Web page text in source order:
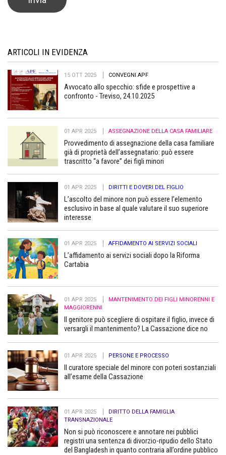
ARTICOLI IN EVIDENZA
15 OTT 2025 CONVEGNI APF
Avvocato allo specchio: sfide e prospettive a
confronto - Treviso, 24.10.2025
01 APR 2025 ASSEGNAZIONE DELLA CASA FAMILIARE
Provvedimento di assegnazione della casa familiare
già di proprietà dell’assegnatario: può essere
trascritto “a favore” dei figli minori
01 APR 2025 DIRITTI E DOVERI DEL FIGLIO
L’ascolto del minore non può essere l’elemento
esclusivo in base al quale valutare il suo superiore
interesse
01 APR 2025 AFFIDAMENTO AI SERVIZI SOCIALI
L’affidamento ai servizi sociali dopo la Riforma
Cartabia
01 APR 2025
MANTENIMENTO DEI FIGLI MINORENNI E
MAGGIORENNI
Il genitore può scegliere di ospitare il figlio, invece di
versargli il mantenimento? La Cassazione dice no
01 APR 2025 PERSONE E PROCESSO
Il curatore speciale del minore con poteri sostanziali
all’esame della Cassazione
01 APR 2025
DIRITTO DELLA FAMIGLIA
TRANSNAZIONALE
Non si può riconoscere e annotare nei pubblici
registri una sentenza di divorzio-ripudio dello Stato
del Bangladesh in quanto contraria all’ordine pubblico